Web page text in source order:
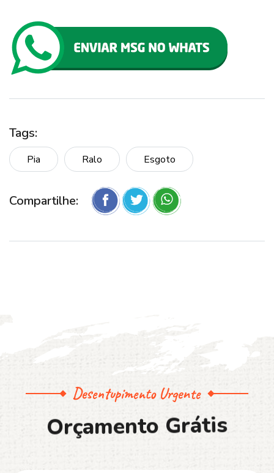
Tags:
Pia Ralo Esgoto
Compartilhe:
Desentupimento Urgente
Orçamento Grátis